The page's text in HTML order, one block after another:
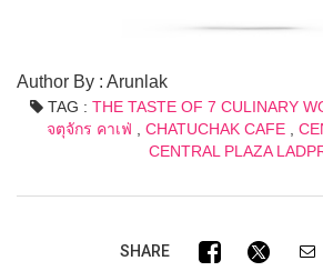
Author By : Arunlak
TAG : THE TASTE OF 7 CULINARY
จตุจักร คาเฟ่
CHATUCHAK CAFE,
CENTRAL PLAZA
SHARE